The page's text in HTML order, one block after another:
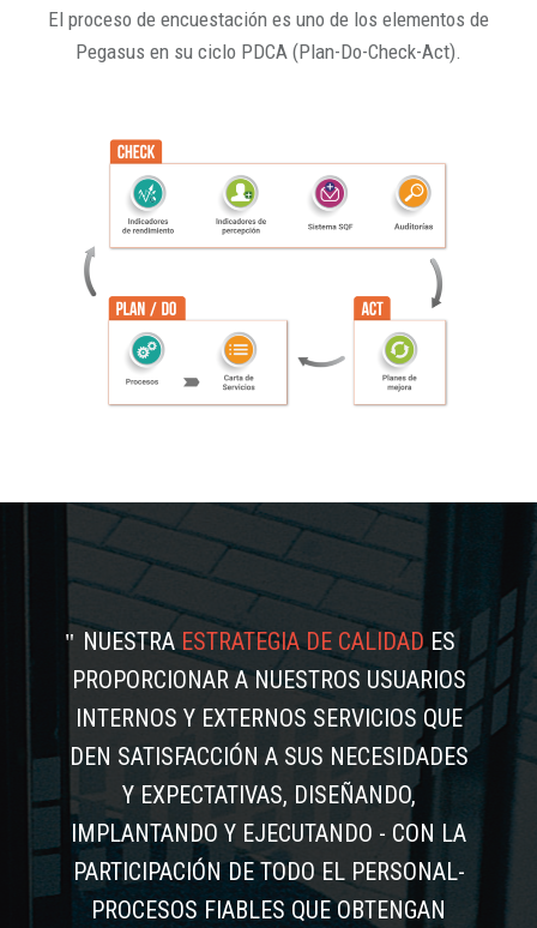
El proceso de encuestación es uno de los elementos de
Pegasus en su ciclo PDCA (Plan-Do-Check-Act).
NUESTRAESTRATEGIA DE CALIDADES
PROPORCIONAR A NUESTROS USUARIOS
INTERNOS Y EXTERNOS SERVICIOS QUE
DEN SATISFACCIÓN A SUS NECESIDADES
Y EXPECTATIVAS, DISEÑANDO,
IMPLANTANDO Y EJECUTANDO - CON LA
PARTICIPACIÓN DE TODO EL PERSONAL-
PROCESOS FIABLES QUE OBTENGAN